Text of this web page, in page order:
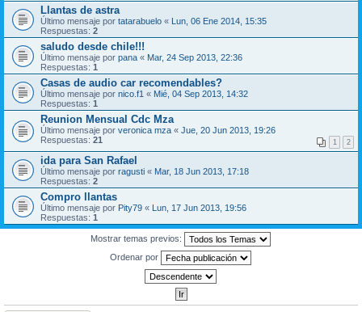
Llantas de astra
Último mensaje por tatarabuelo « Lun, 06 Ene 2014, 15:35
Respuestas: 2
saludo desde chile!!!
Último mensaje por pana « Mar, 24 Sep 2013, 22:36
Respuestas: 1
Casas de audio car recomendables?
Último mensaje por nico.f1 « Mié, 04 Sep 2013, 14:32
Respuestas: 1
Reunion Mensual Cdc Mza
Último mensaje por veronica mza « Jue, 20 Jun 2013, 19:26
Respuestas: 21 1 2
ida para San Rafael
Último mensaje por ragusti « Mar, 18 Jun 2013, 17:18
Respuestas: 2
Compro llantas
Último mensaje por Pity79 « Lun, 17 Jun 2013, 19:56
Respuestas: 1
Mostrar temas previos:
Ordenar por